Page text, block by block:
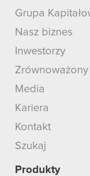
Grupa
Nasz biznes
Inwestorzy
Media
Kariera
Kontakt
Szukaj
Produkty